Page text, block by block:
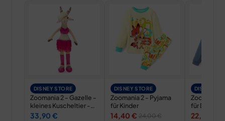
DISNEY STORE
Zoomania 2 - Gazelle -
kleines Kuscheltier -
20 cm
33,90 €
DISNEY STORE
Zoomania 2 - Pyjama
für Kinder
14,40 € 24,00 €
DISNEY
Zoomania
für Damen
22,50 €